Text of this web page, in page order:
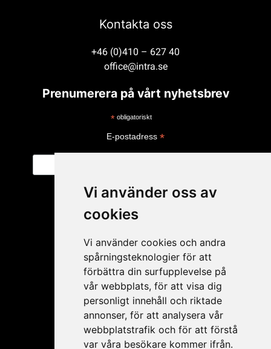
Vi använder oss av
cookies
Vi använder cookies och andra
spårningsteknologier för att
förbättra din surfupplevelse på
vår webbplats, för att visa dig
personligt innehåll och riktade
annonser, för att analysera vår
webbplatstrafik och för att förstå
var våra besökare kommer ifrån.
Kontakta oss
+46 (0)410 – 627 40
office@intra.se
Prenumerera på vårt nyhetsbrev
* obligatoriskt
E-postadress *
Mitt konto
Ansökan ÅF